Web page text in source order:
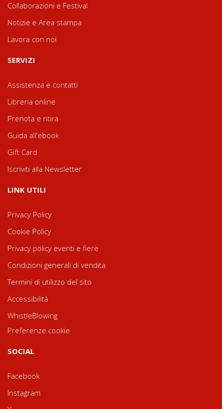
Collaborazioni e Festival
Notizie e Area stampa
Lavora con noi
SERVIZI
Assistenza e contatti
Libreria online
Prenota e ritira
Guida all'ebook
Gift Card
Iscriviti alla Newsletter
LINK UTILI
Privacy Policy
Cookie Policy
Privacy policy eventi e fiere
Condizioni generali di vendita
Termini di utilizzo del sito
Accessibilità
WhistleBlowing
Preferenze cookie
SOCIAL
Facebook
Instagram